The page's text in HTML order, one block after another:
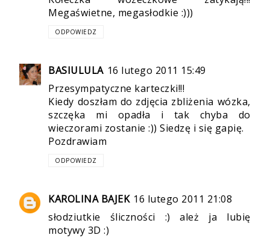
Megaświetne, megasłodkie :)))
ODPOWIEDZ
BASIULULA 16 lutego 2011 15:49
Przesympatyczne karteczki!!!
Kiedy doszłam do zdjęcia zbliżenia wózka,
szczęka mi opadła i tak chyba do
wieczorami zostanie :)) Siedzę i się gapię.
Pozdrawiam
ODPOWIEDZ
KAROLINA BAJEK 16 lutego 2011 21:08
słodziutkie śliczności :) ależ ja lubię
motywy 3D :)